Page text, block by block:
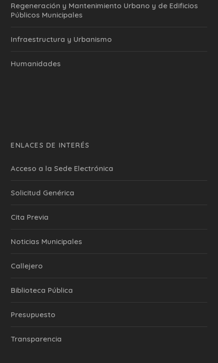
Regeneración y Mantenimiento Urbano y de Edificios
Públicos Municipales
Infraestructura y Urbanismo
Humanidades
ENLACES DE INTERÉS
Acceso a la Sede Electrónica
Solicitud Genérica
Cita Previa
‎Noticias Municipales
Callejero
Biblioteca Pública
Presupuesto
Transparencia